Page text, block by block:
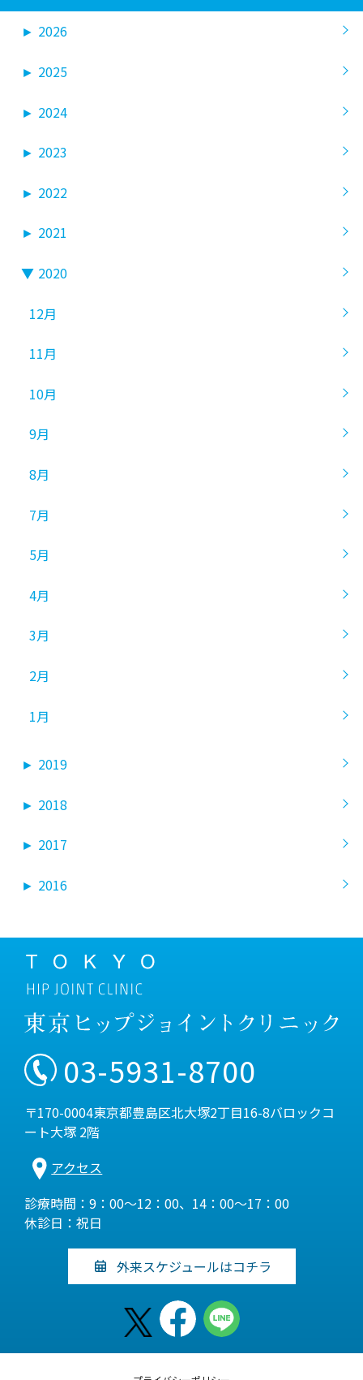
► 2026
► 2025
► 2024
► 2023
► 2022
► 2021
▼ 2020
12月
11月
10月
9月
8月
7月
5月
4月
3月
2月
1月
► 2019
► 2018
► 2017
► 2016
03-5931-8700
〒170-0004東京都豊島区北大塚2丁目16-8バロックコ
ート大塚 2階
アクセス
診療時間：9：00～12：00、14：00～17：00
休診日：祝日
外来スケジュールはコチラ